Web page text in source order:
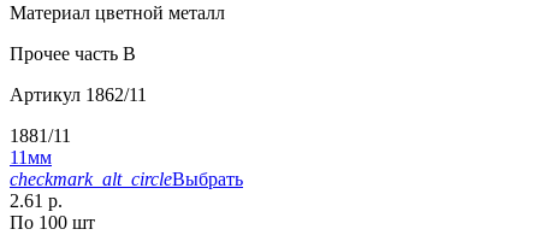
Материал цветной металл
Прочее часть В
Артикул 1862/11
1881/11
11мм
checkmark_alt_circleВыбрать
2.61 р.
По 100 шт